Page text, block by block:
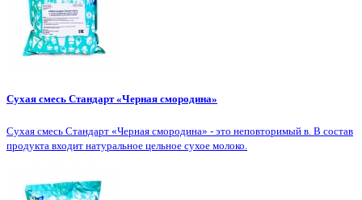
Сухая смесь Стандарт «Черная смородина»
Сухая смесь Стандарт «Черная смородина» - это неповторимый в. В состав
продукта входит натуральное цельное сухое молоко.